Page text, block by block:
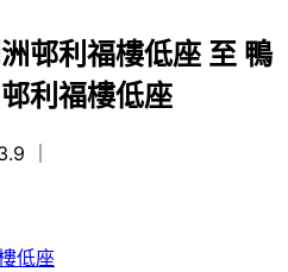
邨利福樓低座 至 鴨
利福樓低座
低座